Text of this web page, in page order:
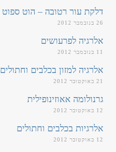
דלקת עור רטובה – הוט ספוט
26 בנובמבר 2012
אלרגיה לפרעושים
11 בנובמבר 2012
אלרגיה למזון בכלבים וחתולים
21 באוקטובר 2012
גרנולומה אאוזינופילית
12 באוקטובר 2012
אלרגיות בכלבים וחתולים
12 באוקטובר 2012